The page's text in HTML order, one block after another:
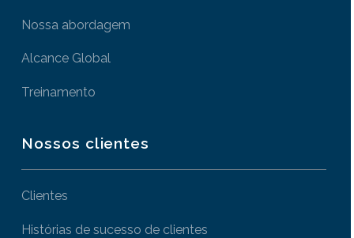
Nossa abordagem
Alcance Global
Treinamento
Nossos clientes
Clientes
Histórias de sucesso de clientes